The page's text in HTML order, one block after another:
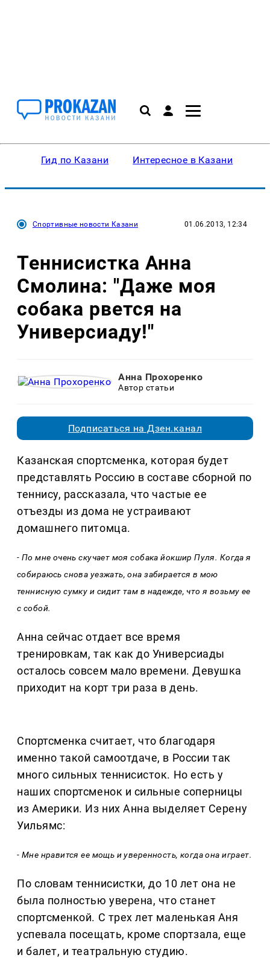
Гид по Казани Интересное в Казани
Спортивные новости Казани 01.06.2013, 12:34
Теннисистка Анна
Смолина: "Даже моя
собака рвется на
Универсиаду!"
Анна Прохоренко
Автор статьи
Подписаться на Дзен.канал
Казанская спортсменка, которая будет
представлять Россию в составе сборной по
теннису, рассказала, что частые ее
отъезды из дома не устраивают
домашнего питомца.
- По мне очень скучает моя собака йокшир Пуля. Когда я
собираюсь снова уезжать, она забирается в мою
теннисную сумку и сидит там в надежде, что я возьму ее
с собой.
Анна сейчас отдает все время
тренировкам, так как до Универсиады
осталось совсем мало времени. Девушка
приходит на корт три раза в день.
Спортсменка считает, что благодаря
именно такой самоотдаче, в России так
много сильных теннисисток. Но есть у
наших спортсменок и сильные соперницы
из Америки. Из них Анна выделяет Серену
Уильямс:
- Мне нравится ее мощь и уверенность, когда она играет.
По словам теннисистки, до 10 лет она не
была полностью уверена, что станет
спортсменкой. С трех лет маленькая Аня
успевала посещать, кроме спортзала, еще
и балет, и театральную студию.